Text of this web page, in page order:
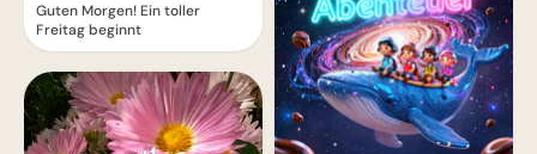
Guten Morgen! Ein toller
Freitag beginnt